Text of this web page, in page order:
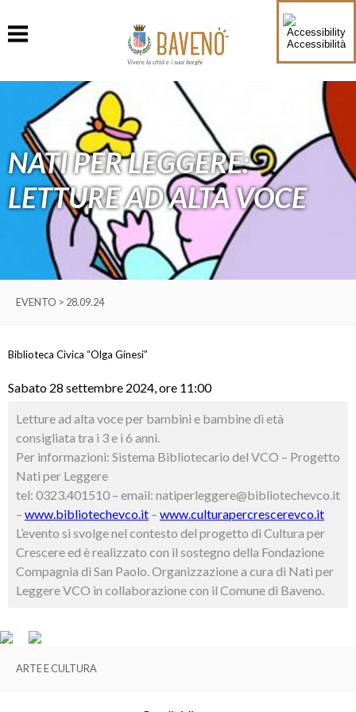
Accessibilità
Vivere la città e i suoi borghi
NATI PER LEGGERE:
LETTURE AD ALTA VOCE
EVENTO > 28.09.24
Biblioteca Civica “Olga Ginesi”
Sabato 28 settembre 2024, ore 11:00
Letture ad alta voceper bambini e bambine di età
consigliata tra i 3 e i 6 anni.
Per informazioni: Sistema Bibliotecario del VCO – Progetto
Nati per Leggere
tel: 0323.401510 – email: natiperleggere@bibliotechevco.it
– www.bibliotechevco.it – www.culturapercrescerevco.it
L’evento si svolge nel contesto del progetto di Cultura per
Crescere ed è realizzato con il sostegno della Fondazione
Compagnia di San Paolo. Organizzazione a cura di Nati per
Leggere VCO in collaborazione con il Comune di Baveno.
ARTE E CULTURA